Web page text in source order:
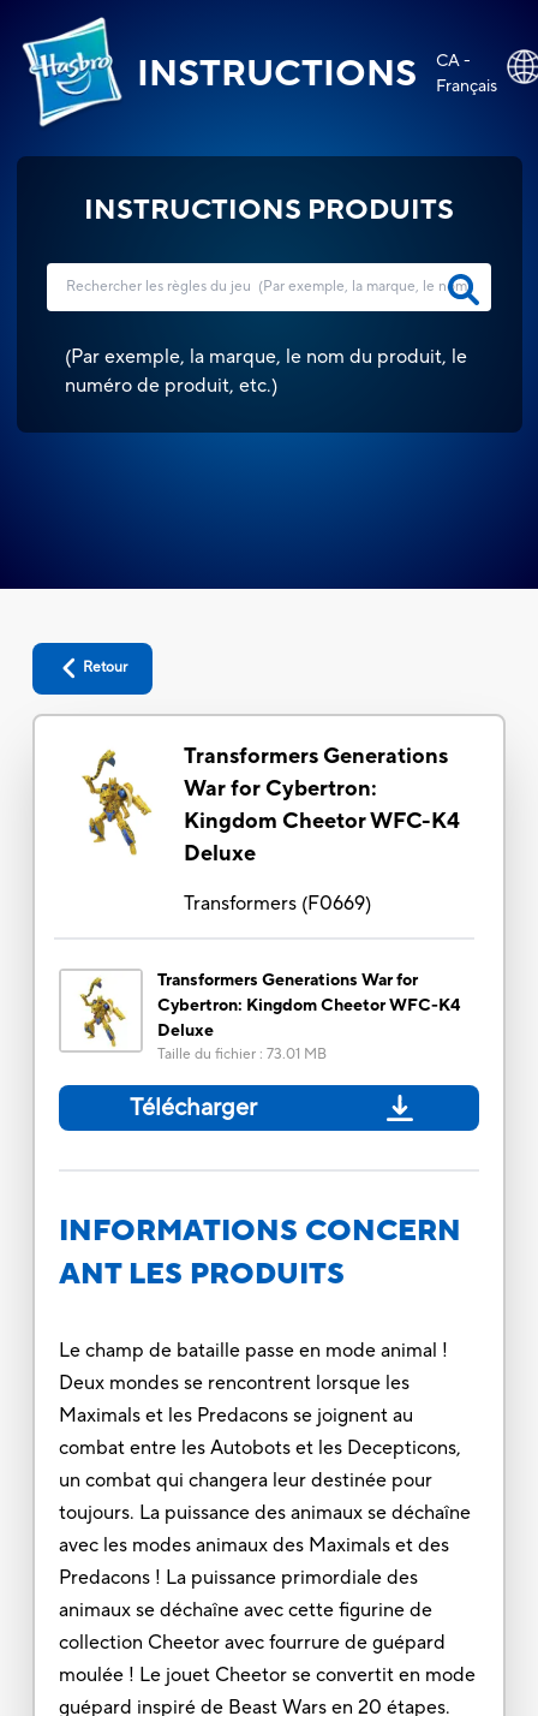
INSTRUCTIONS
CA -
Français
INSTRUCTIONS PRODUITS
(Par exemple, la marque, le nom du produit, le
numéro de produit, etc.)
Retour
Transformers Generations
War for Cybertron:
Kingdom Cheetor WFC-K4
Deluxe
Transformers(F0669)
Transformers Generations War for
Cybertron: Kingdom Cheetor WFC-K4
Deluxe
Taille du fichier: 73.01 MB
Télécharger
INFORMATIONS CONCERN
ANT LES PRODUITS
Le champ de bataille passe en mode animal !
Deux mondes se rencontrent lorsque les
Maximals et les Predacons se joignent au
combat entre les Autobots et les Decepticons,
un combat qui changera leur destinée pour
toujours. La puissance des animaux se déchaîne
avec les modes animaux des Maximals et des
Predacons ! La puissance primordiale des
animaux se déchaîne avec cette figurine de
collection Cheetor avec fourrure de guépard
moulée ! Le jouet Cheetor se convertit en mode
guépard inspiré de Beast Wars en 20 étapes.